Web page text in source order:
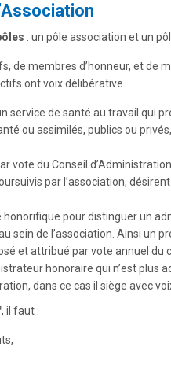
: un pôle association et un
de membres d’honneur, et de
ont voix délibérative.
service de santé au travail qui
ou assimilés, publics ou
vote du Conseil
par l’association,
pour distinguer un
sein de l’association. Ainsi un
et attribué par vote annuel du
honoraire qui n’est plus
dans ce cas il siège avec
, il faut :